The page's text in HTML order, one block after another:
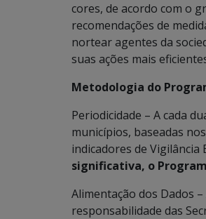
cores, de acordo com o
recomendações de
nortear agentes da
suas ações mais
Metodologia do
Periodicidade – A cada
municípios, baseadas
indicadores de Vigilância
significativa, o
Alimentação dos Dados
responsabilidade das